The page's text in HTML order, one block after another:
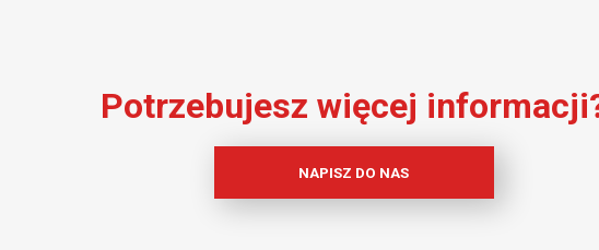
Potrzebujesz więcej
NAPISZ DO NAS